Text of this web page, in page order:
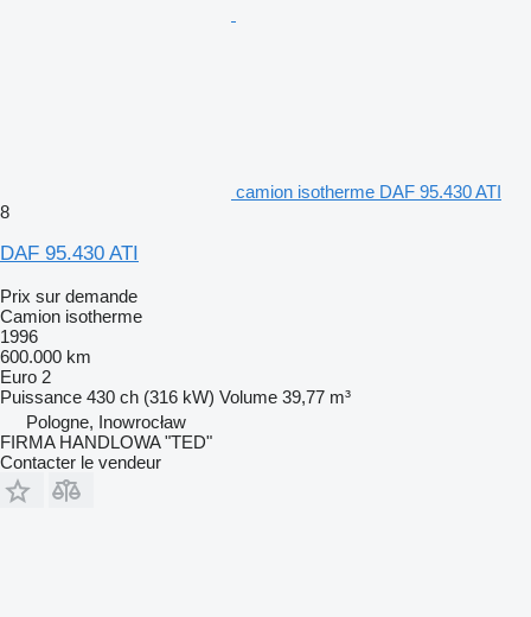
camion isotherme DAF 95.430 ATI
8
DAF 95.430 ATI
Prix sur demande
Camion isotherme
1996
600.000 km
Euro 2
Puissance 430 ch (316 kW) Volume 39,77 m³
Pologne, Inowrocław
FIRMA HANDLOWA "TED"
Contacter le vendeur